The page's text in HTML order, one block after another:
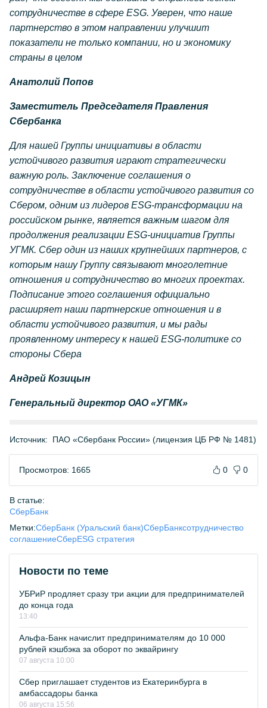
сотрудничестве в сфере ESG. Уверен, что наше
партнерство в этом направлении улучшит
показатели не только компании, но и экономику
страны в целом
Анатолий Попов
Заместитель Председателя Правления
Сбербанка
Для нашей Группы инициативы в области
устойчивого развития играют стратегически
важную роль. Заключение соглашения о
сотрудничестве в области устойчивого развития со
Сбером, одним из лидеров ESG-трансформации на
российском рынке, является важным шагом для
продолжения реализации ESG-инициатив Группы
УГМК. Сбер один из наших крупнейших партнеров, с
которым нашу Группу связывают многолетние
отношения и сотрудничество во многих проектах.
Подписание этого соглашения официально
расширяет наши партнерские отношения и в
области устойчивого развития, и мы рады
проявленному интересу к нашей ESG-политике со
стороны Сбера
Андрей Козицын
Генеральный директор ОАО «УГМК»
Источник: ПАО «Сбербанк России» (лицензия ЦБ РФ № 1481)
Просмотров: 1665 0 0
В статье:
СберБанк
Метки:СберБанк (Уральский банк)СберБанксотрудничество
соглашениеСберESG стратегия
Новости по теме
УБРиР продляет сразу три акции для предпринимателей
до конца года
13:40
Альфа-Банк начислит предпринимателям до 10 000
рублей кэшбэка за оборот по эквайрингу
07 августа 10:00
Сбер приглашает студентов из Екатеринбурга в
амбассадоры банка
06 августа 15:56